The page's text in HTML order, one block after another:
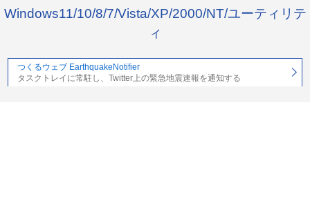
Windows11/10/8/7/Vista/XP/2000/NT/ユーティリテ
ィ
つくるウェブ EarthquakeNotifier
タスクトレイに常駐し、Twitter上の緊急地震速報を通知する